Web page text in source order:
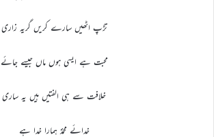
تڑپ اٹھیں سارے کریں گریہ زاری
محبت ہے ایسی ہوں ماں جیسے جائے
خلافت سے ہی الفتیں ہیں یہ ساری
خدائے محمدؐ ہمارا خدا ہے